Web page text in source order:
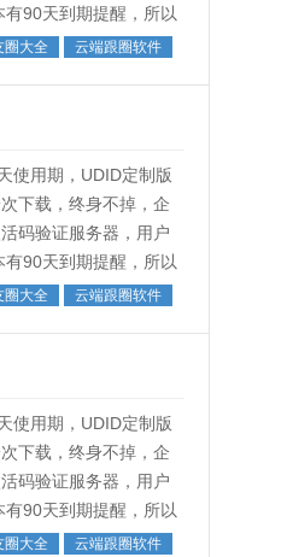
90天到期提醒，所以
圈大全 云端跟圈软件
使用期，UDID定制版
下载，终身不掉，企
码验证服务器，用户
90天到期提醒，所以
圈大全 云端跟圈软件
使用期，UDID定制版
下载，终身不掉，企
码验证服务器，用户
90天到期提醒，所以
圈大全 云端跟圈软件